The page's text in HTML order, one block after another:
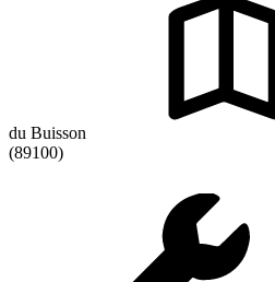
du Buisson
(89100)